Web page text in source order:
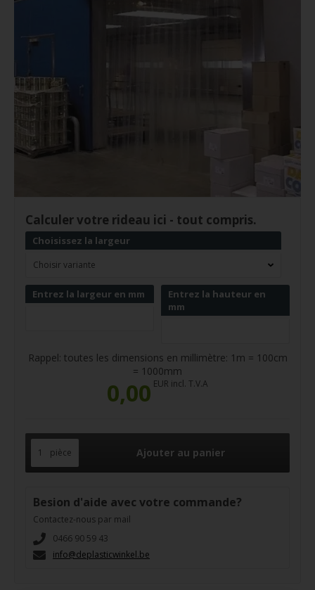
Calculer votre rideau ici - tout compris.
Choisissez la largeur
Entrez la largeur en mm
Entrez la hauteur en
mm
Rappel: toutes les dimensions en millimètre: 1m = 100cm
= 1000mm
0,00 EUR incl. T.V.A
pièce
Besion d'aide avec votre commande?
Contactez-nous par mail
0466 90 59 43
info@deplasticwinkel.be